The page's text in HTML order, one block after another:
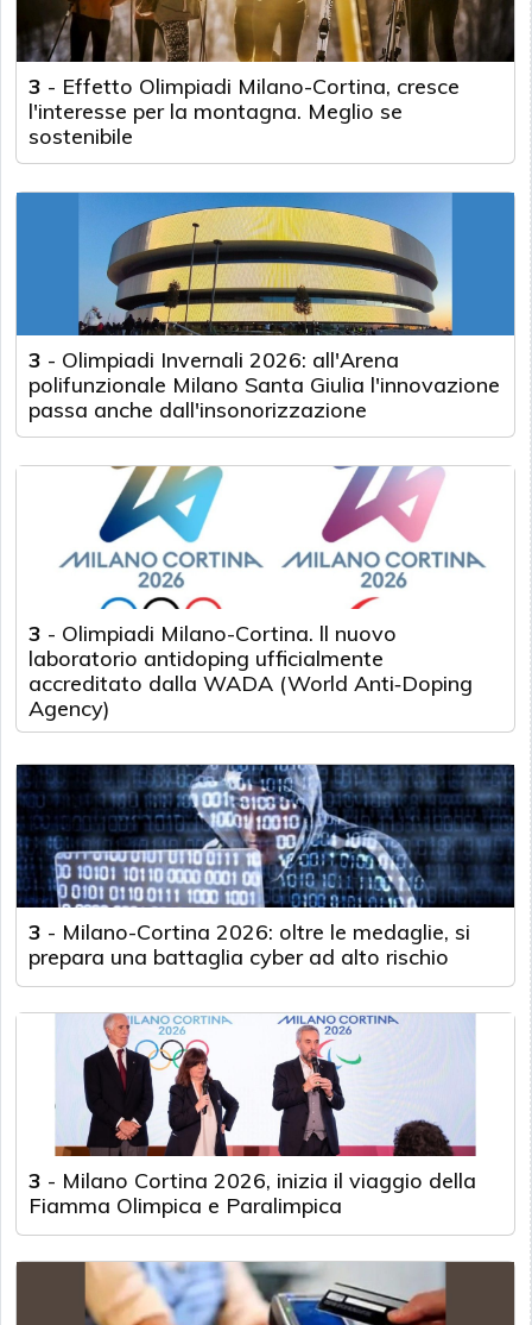
3 - Effetto Olimpiadi Milano-Cortina, cresce
l'interesse per la montagna. Meglio se
sostenibile
3 - Olimpiadi Invernali 2026: all'Arena
polifunzionale Milano Santa Giulia l'innovazione
passa anche dall'insonorizzazione
3 - Olimpiadi Milano-Cortina. ll nuovo
laboratorio antidoping ufficialmente
accreditato dalla WADA (World Anti‑Doping
Agency)
3 - Milano-Cortina 2026: oltre le medaglie, si
prepara una battaglia cyber ad alto rischio
3 - Milano Cortina 2026, inizia il viaggio della
Fiamma Olimpica e Paralimpica